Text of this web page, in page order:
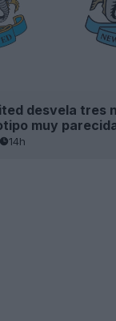
desvela tres
muy
14h